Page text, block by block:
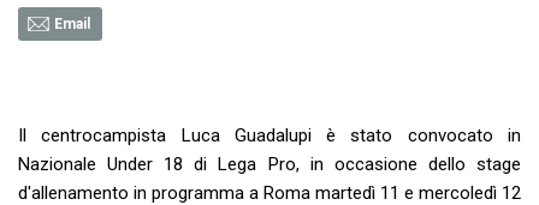
Email
Il centrocampista Luca Guadalupi è stato convocato in
Nazionale Under 18 di Lega Pro, in occasione dello stage
d'allenamento in programma a Roma martedì 11 e mercoledì 12